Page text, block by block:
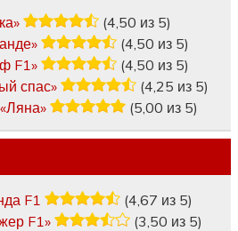
(4,50 из 5)
(4,50 из 5)
F1»
(4,50 из 5)
спас»
(4,25 из 5)
(5,00 из 5)
F1
(4,67 из 5)
F1»
(3,50 из 5)